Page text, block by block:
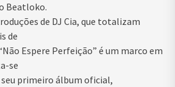
Beatloko.
de DJ Cia, que totalizam
de
Espere Perfeição” é um marco em
se
primeiro álbum oficial,